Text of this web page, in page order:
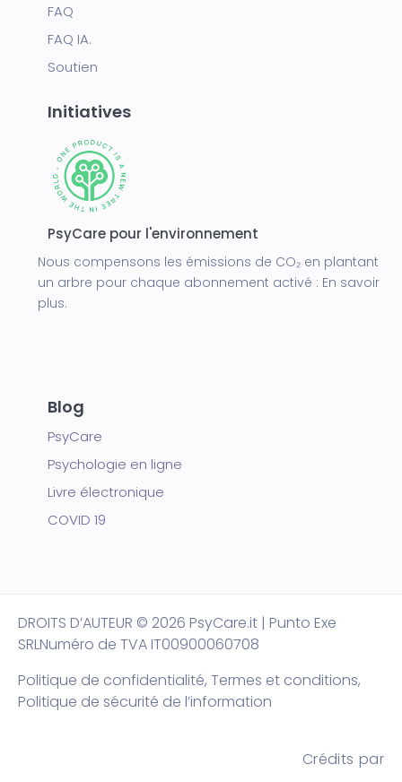
FAQ
FAQ IA.
Soutien
Initiatives
PsyCare pour l'environnement
Nous compensons les émissions de CO₂ en plantant
un arbre pour chaque abonnement activé : En savoir
plus.
Blog
PsyCare
Psychologie en ligne
Livre électronique
COVID 19
DROITS D’AUTEUR © 2026 PsyCare.it | Punto Exe
SRLNuméro de TVA IT00900060708
Politique de confidentialité, Termes et conditions,
Politique de sécurité de l’information
Crédits par